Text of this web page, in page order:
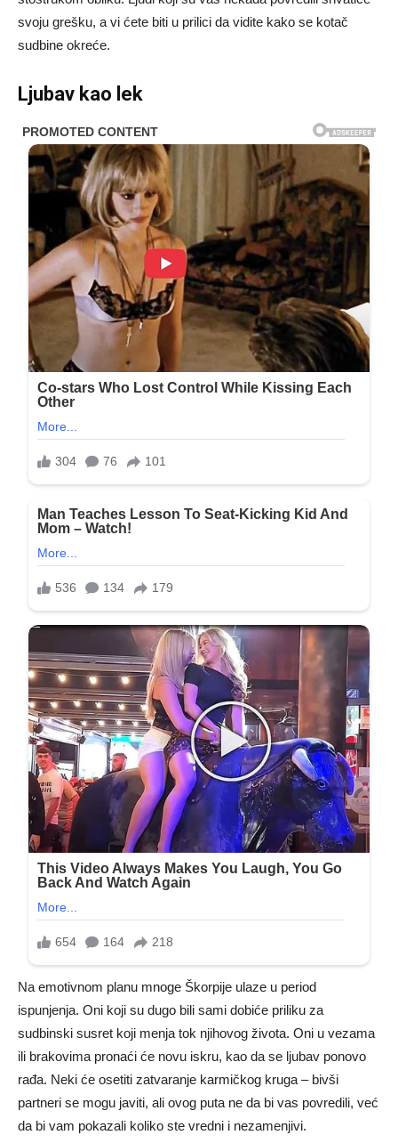
svoju grešku, a vi ćete biti u prilici da vidite kako se kotač
sudbine okreće.
Ljubav kao lek
Na emotivnom planu mnoge Škorpije ulaze u period
ispunjenja. Oni koji su dugo bili sami dobiće priliku za
sudbinski susret koji menja tok njihovog života. Oni u vezama
ili brakovima pronaći će novu iskru, kao da se ljubav ponovo
rađa. Neki će osetiti zatvaranje karmičkog kruga – bivši
partneri se mogu javiti, ali ovog puta ne da bi vas povredili, već
da bi vam pokazali koliko ste vredni i nezamenjivi.